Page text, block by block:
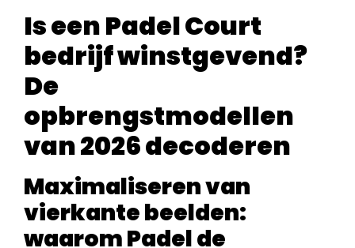
Is een Padel Court
bedrijf winstgevend?
De
opbrengstmodellen
van 2026 decoderen
Maximaliseren van
vierkante beelden:
waarom Padel de